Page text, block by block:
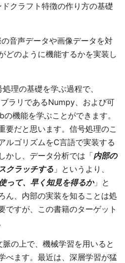
クラフト特徴の作り方の基礎
音声データや画像データを対
どのように機能するかを実装し
理の基礎を学ぶ過程で、
ラリであるNumpy、および可
機能を学ぶことができます。
要だと思います。信号処理のこ
ルゴリズムをC言語で実装する
かし、データ分析では「内部の
クラッチする 」というより、
って、早く知見を得るか」と
ん、内部の実装を知ることは処
ですが、この書籍のターゲット
の上で、機械学習を用いると
べます。最近は、深層学習が猛